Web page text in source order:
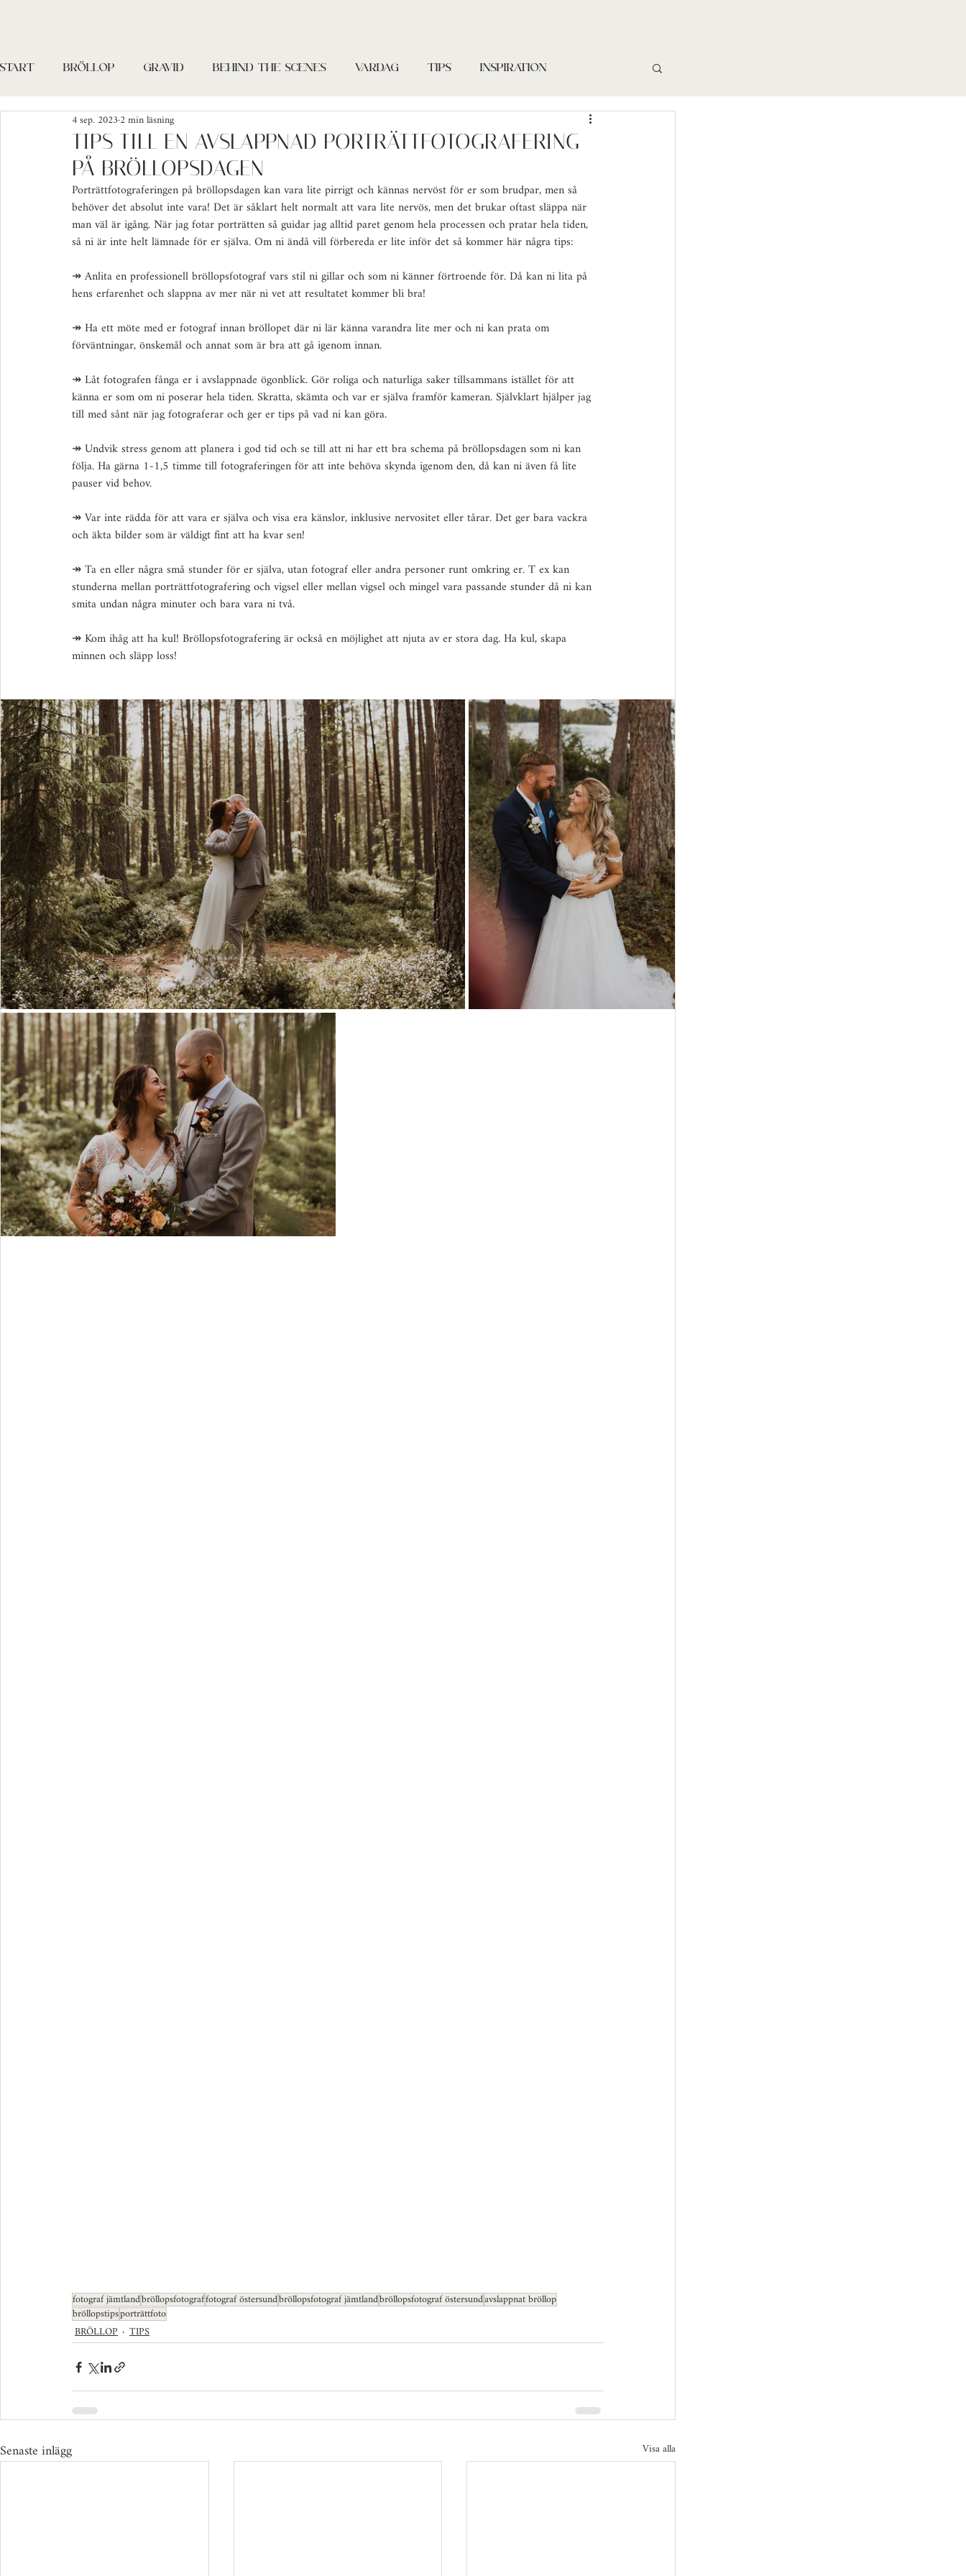
START BRÖLLOP GRAVID BEHIND THE SCENES VARDAG TIPS INSPIRATION
PARFOTOGRAFERING FÖRETAG
TIPS TILL EN AVSLAPPNAD PORTRÄTTFOTOGRAFERING
PÅ BRÖLLOPSDAGEN
4 sep. 20232 min läsning
Porträttfotograferingen på bröllopsdagen kan vara lite pirrigt och kännas nervöst för er som brudpar, men så
behöver det absolut inte vara! Det är såklart helt normalt att vara lite nervös, men det brukar oftast släppa när
man väl är igång. När jag fotar porträtten så guidar jag alltid paret genom hela processen och pratar hela tiden,
så ni är inte helt lämnade för er själva. Om ni ändå vill förbereda er lite inför det så kommer här några tips:
↠ Anlita en professionell bröllopsfotograf vars stil ni gillar och som ni känner förtroende för. Då kan ni lita på
hens erfarenhet och slappna av mer när ni vet att resultatet kommer bli bra!
↠ Ha ett möte med er fotograf innan bröllopet där ni lär känna varandra lite mer och ni kan prata om
förväntningar, önskemål och annat som är bra att gå igenom innan.
↠ Låt fotografen fånga er i avslappnade ögonblick. Gör roliga och naturliga saker tillsammans istället för att
känna er som om ni poserar hela tiden. Skratta, skämta och var er själva framför kameran. Självklart hjälper jag
till med sånt när jag fotograferar och ger er tips på vad ni kan göra.
↠ Undvik stress genom att planera i god tid och se till att ni har ett bra schema på bröllopsdagen som ni kan
följa. Ha gärna 1-1,5 timme till fotograferingen för att inte behöva skynda igenom den, då kan ni även få lite
pauser vid behov.
↠ Var inte rädda för att vara er själva och visa era känslor, inklusive nervositet eller tårar. Det ger bara vackra
och äkta bilder som är väldigt fint att ha kvar sen!
↠ Ta en eller några små stunder för er själva, utan fotograf eller andra personer runt omkring er. T ex kan
stunderna mellan porträttfotografering och vigsel eller mellan vigsel och mingel vara passande stunder då ni kan
smita undan några minuter och bara vara ni två.
↠ Kom ihåg att ha kul! Bröllopsfotografering är också en möjlighet att njuta av er stora dag. Ha kul, skapa
minnen och släpp loss!
fotograf jämtlandbröllopsfotograffotograf östersundbröllopsfotograf jämtlandbröllopsfotograf östersundavslappnat bröllop
bröllopstipsporträttfoto
BRÖLLOP
TIPS
Senaste inlägg Visa alla